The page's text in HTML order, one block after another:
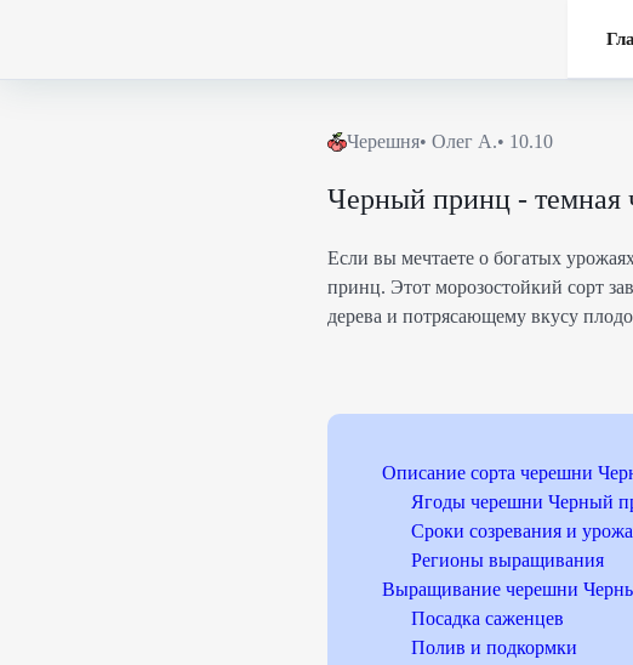
Черешня• Олег А.• 10.10
Черный принц - темная
Если вы мечтаете о богатых
принц. Этот морозостойкий сорт
дерева и потрясающему вкусу
Описание сорта черешни
Ягоды черешни Черный
Сроки созревания и
Регионы выращивания
Выращивание черешни
Посадка саженцев
Полив и подкормки